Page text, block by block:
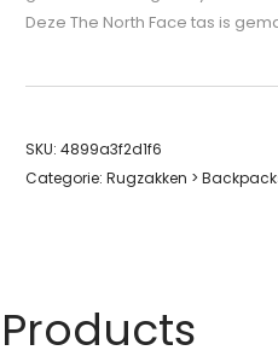
Deze The North Face tas is
SKU: 4899a3f2d1f6
Categorie: Rugzakken >